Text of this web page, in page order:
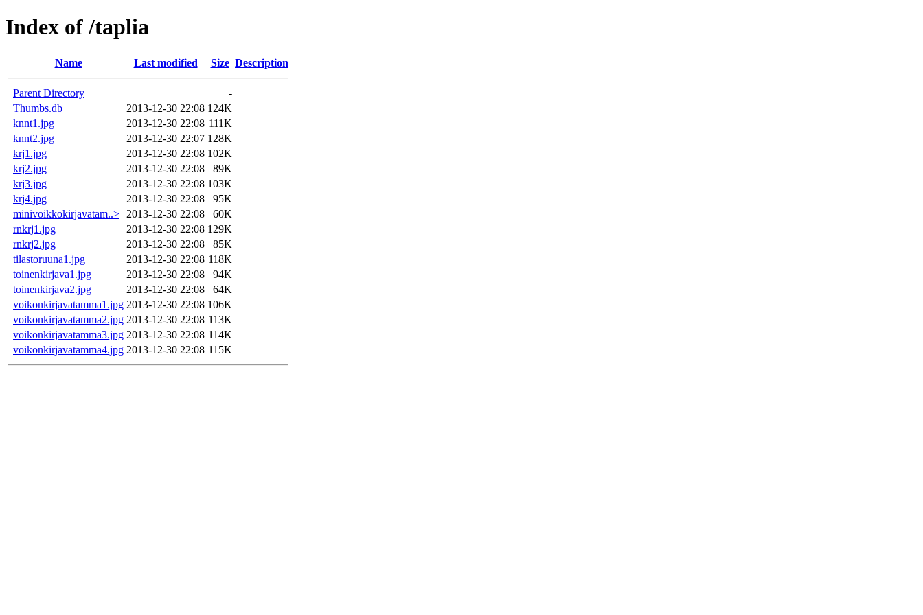
Index of /taplia
Name Last modified Size Description
Parent Directory
-
Thumbs.db
2013-12-30 22:08 124K
knnt1.jpg
2013-12-30 22:08 111K
knnt2.jpg
2013-12-30 22:07 128K
krj1.jpg
2013-12-30 22:08 102K
krj2.jpg
2013-12-30 22:08
89K
krj3.jpg
2013-12-30 22:08 103K
krj4.jpg
2013-12-30 22:08
95K
minivoikkokirjavatam..>
2013-12-30 22:08
60K
rnkrj1.jpg
2013-12-30 22:08 129K
rnkrj2.jpg
2013-12-30 22:08
85K
tilastoruuna1.jpg
2013-12-30 22:08 118K
toinenkirjava1.jpg
2013-12-30 22:08
94K
toinenkirjava2.jpg
2013-12-30 22:08
64K
voikonkirjavatamma1.jpg 2013-12-30 22:08 106K
voikonkirjavatamma2.jpg 2013-12-30 22:08 113K
voikonkirjavatamma3.jpg 2013-12-30 22:08 114K
voikonkirjavatamma4.jpg 2013-12-30 22:08 115K